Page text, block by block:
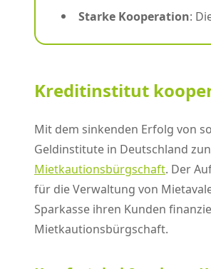
Starke Kooperation:
Kreditinstitut
Mit dem sinkenden Erfolg von
Geldinstitute in Deutschland
Mietkautionsbürgschaft. Der
für die Verwaltung von
Sparkasse ihren Kunden
Mietkautionsbürgschaft.